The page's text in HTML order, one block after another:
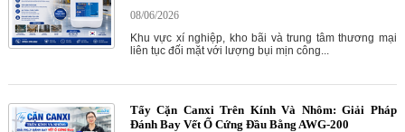
08/06/2026
Khu vực xí nghiệp, kho bãi và trung tâm thương mại
liên tục đối mặt với lượng bụi mịn công...
Tẩy Cặn Canxi Trên Kính Và Nhôm: Giải Pháp
Đánh Bay Vết Ố Cứng Đầu Bằng AWG-200